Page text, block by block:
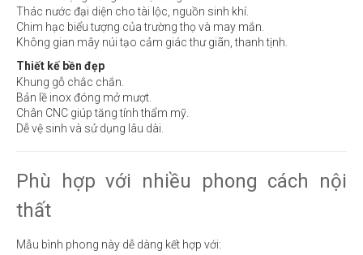
Thác nước đại diện cho tài lộc, nguồn sinh khí.
Chim hạc biểu tượng của trường thọ và may mắn.
Không gian mây núi tạo cảm giác thư giãn, thanh tịnh.
Thiết kế bền đẹp
Khung gỗ chắc chắn.
Bản lề inox đóng mở mượt.
Chân CNC giúp tăng tính thẩm mỹ.
Dễ vệ sinh và sử dụng lâu dài.
Phù hợp với nhiều phong cách nội
thất
Mẫu bình phong này dễ dàng kết hợp với: